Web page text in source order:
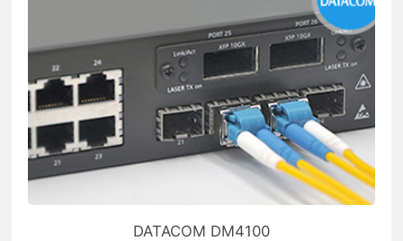
DATACOM DM4100